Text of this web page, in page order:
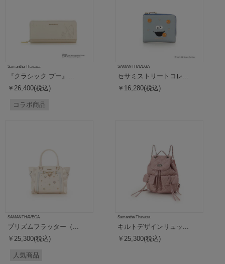
Samantha Thavasa
『クラシック プー』...
￥26,400(税込)
コラボ商品
SAMANTHAVEGA
セサミストリートコレ...
￥16,280(税込)
SAMANTHAVEGA
プリズムフラッター（...
￥25,300(税込)
人気商品
Samantha Thavasa
キルトデザインリュッ...
￥25,300(税込)